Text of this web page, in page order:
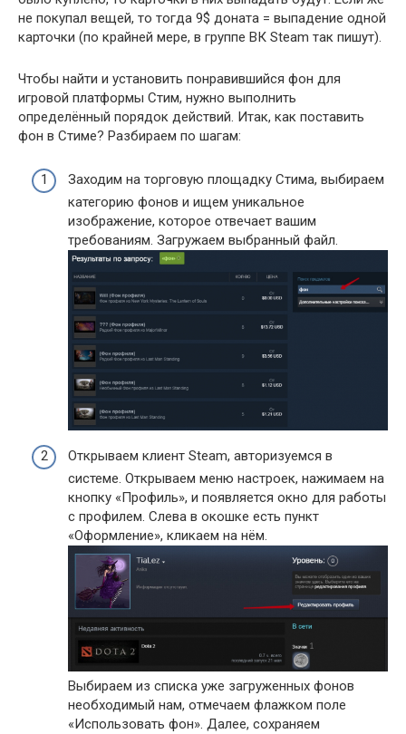
не покупал вещей, то тогда 9$ доната = выпадение одной
карточки (по крайней мере, в группе ВК Steam так пишут).
Чтобы найти и установить понравившийся фон для
игровой платформы Стим, нужно выполнить
определённый порядок действий. Итак, как поставить
фон в Стиме? Разбираем по шагам:
Заходим на торговую площадку Стима, выбираем
категорию фонов и ищем уникальное
изображение, которое отвечает вашим
требованиям. Загружаем выбранный файл.
Открываем клиент Steam, авторизуемся в
системе. Открываем меню настроек, нажимаем на
кнопку «Профиль», и появляется окно для работы
с профилем. Слева в окошке есть пункт
«Оформление», кликаем на нём.
Выбираем из списка уже загруженных фонов
необходимый нам, отмечаем флажком поле
«Использовать фон». Далее, сохраняем